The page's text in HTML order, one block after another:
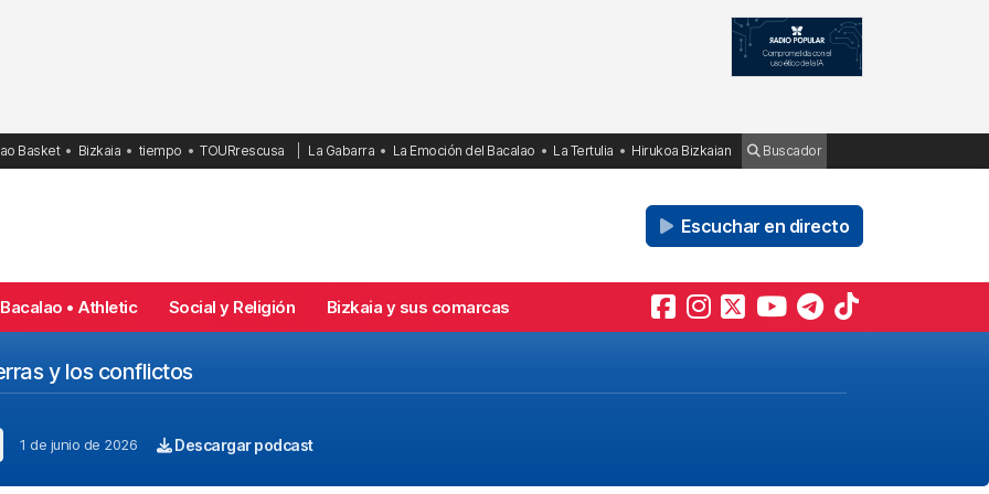
Basket Bizkaia tiempo TOURrescusa La Gabarra La Emoción del Bacalao La Tertulia Hirukoa Bizkaian Buscador
Escuchar en directo
Bacalao • Athletic Social y Religión Bizkaia y sus comarcas
y los conflictos
1 de junio de 2026 Descargar podcast